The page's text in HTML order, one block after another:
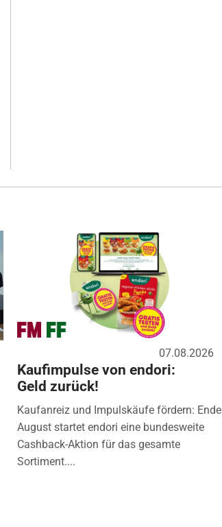
07.08.2026
Kaufimpulse von endori:
Geld zurück!
Kaufanreiz und Impulskäufe fördern: Ende
August startet endori eine bundesweite
Cashback-Aktion für das gesamte
Sortiment....